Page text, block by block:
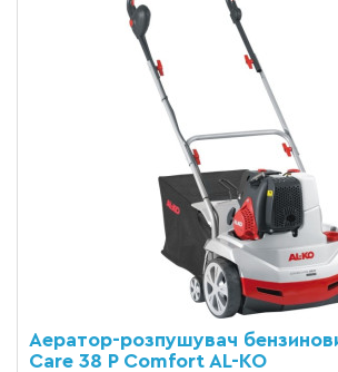
Аератор-розпушувач
Care 38 P Comfort AL-KO